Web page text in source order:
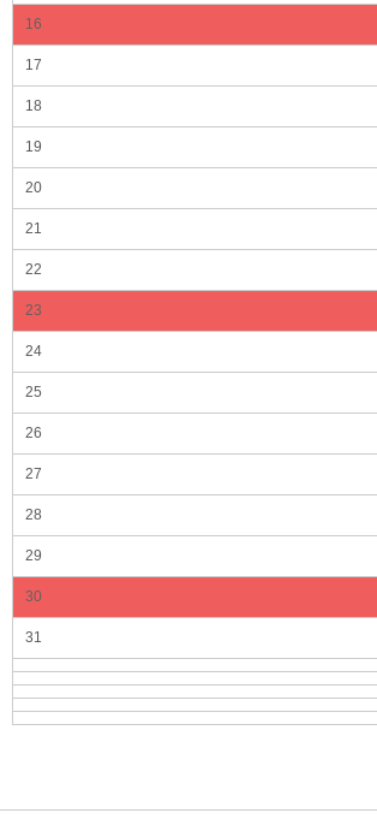
16
17
18
19
20
21
22
23
24
25
26
27
28
29
30
31